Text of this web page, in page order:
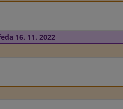
16. 11. 2022